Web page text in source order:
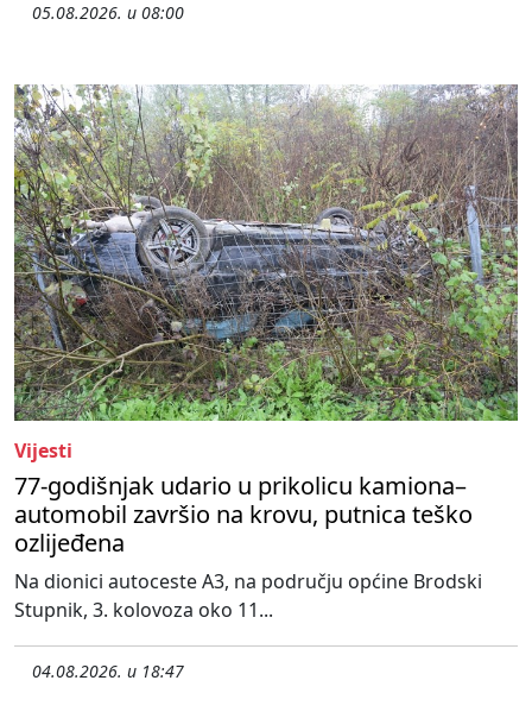
05.08.2026. u 08:00
Vijesti
77-godišnjak udario u prikolicu kamiona–
automobil završio na krovu, putnica teško
ozlijeđena
Na dionici autoceste A3, na području općine Brodski
Stupnik, 3. kolovoza oko 11...
04.08.2026. u 18:47